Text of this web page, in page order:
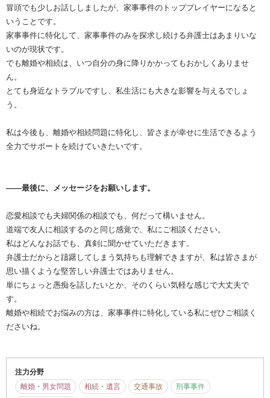
冒頭でも少しお話ししましたが、家事事件のトッププレイヤーになると
いうことです。
家事事件に特化して、家事事件のみを探求し続ける弁護士はあまりいな
いのが現状です。
でも離婚や相続は、いつ自分の身に降りかかってもおかしくありませ
ん。
とても身近なトラブルですし、私生活にも大きな影響を与えるでしょ
う。
私は今後も、離婚や相続問題に特化し、皆さまが幸せに生活できるよう
全力でサポートを続けていきたいです。
――最後に、メッセージをお願いします。
恋愛相談でも夫婦関係の相談でも、何だって構いません。
道端で友人に相談するのと同じ感覚で、私にご相談ください。
私はどんなお話でも、真剣に聞かせていただきます。
弁護士だからと躊躇してしまう気持ちも理解できますが、私は皆さまが
思い描くような堅苦しい弁護士ではありません。
単にちょっと愚痴を話したいとか、そのくらい気軽な感じで大丈夫で
す。
離婚や相続でお悩みの方は、家事事件に特化している私にぜひご相談く
ださいね。
注力分野
離婚・男女問題
相続・遺言 交通事故
刑事事件